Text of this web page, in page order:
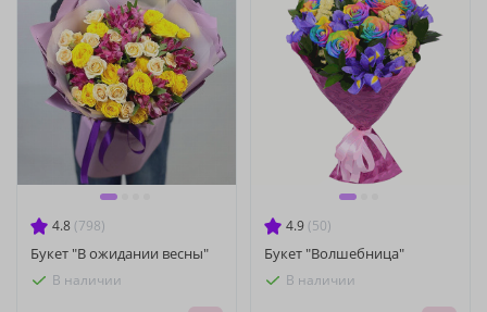
4.8 (798)
Букет "В ожидании весны"
В наличии
4.9 (50)
Букет "Волшебница"
В наличии